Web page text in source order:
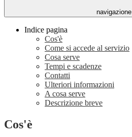
navigazione
Indice pagina
Cos'è
Come si accede al servizio
Cosa serve
Tempi e scadenze
Contatti
Ulteriori informazioni
A cosa serve
Descrizione breve
Cos'è